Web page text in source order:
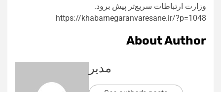
وزارت ارتباطات سریع‌تر پیش برود.
https://khabarnegaranvaresane.ir/?p=1048
About Author
مدیر